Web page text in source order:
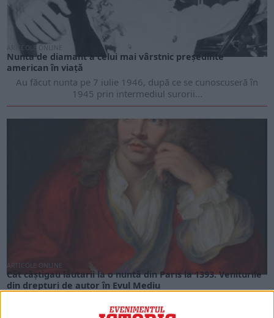
ARTICOLE ONLINE
Nunta de diamant a celui mai vârstnic preşedinte
american în viaţă
Au făcut nunta pe 7 iulie 1946, după ce se cunoscuseră în
1945 prin intermediul surorii...
ARTICOLE ONLINE
Cât câștigau lăutarii la o nuntă din Paris la 1393. Veniturile
din drepturi de autor în Evul Mediu
muzicanţii, care depindeau direct de senior, erau dacă nu...